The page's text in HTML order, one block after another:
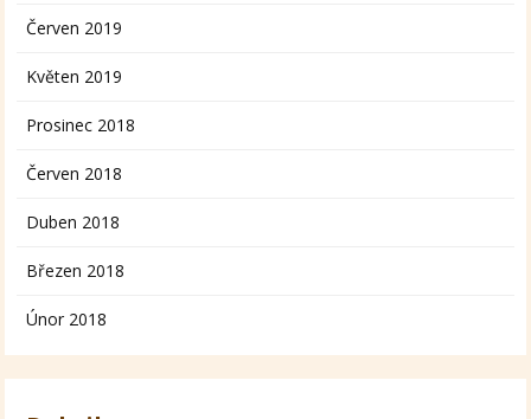
Červen 2019
Květen 2019
Prosinec 2018
Červen 2018
Duben 2018
Březen 2018
Únor 2018